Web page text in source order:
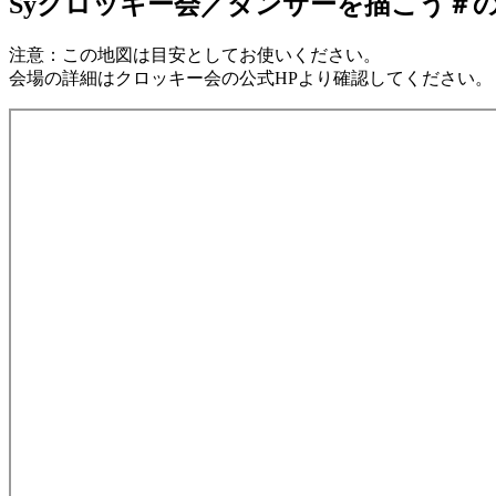
注意：この地図は目安としてお使いください。
会場の詳細はクロッキー会の公式HPより確認してください。